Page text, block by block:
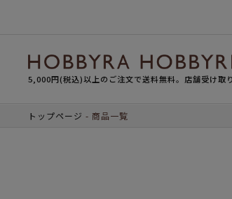
5,000円(税込)以上のご注文で送料無料。店舗受け取
トップページ 商品一覧